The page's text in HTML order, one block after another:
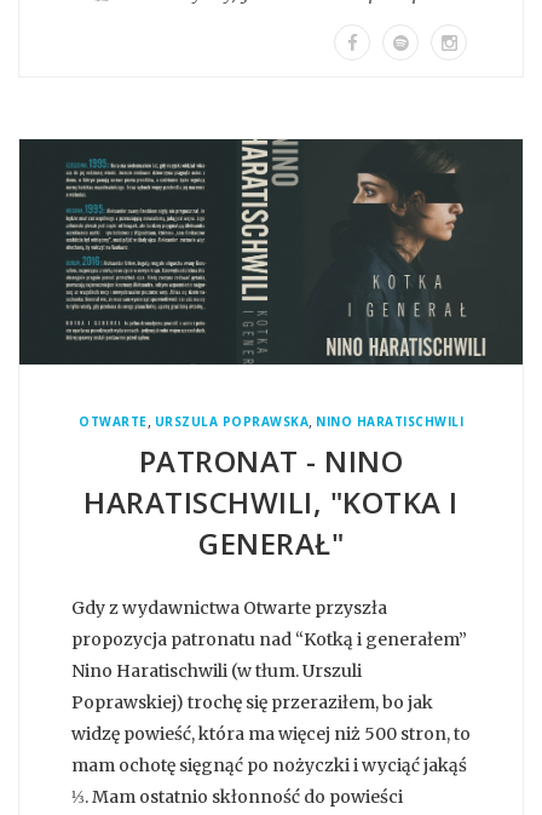
OTWARTE, URSZULA POPRAWSKA, NINO HARATISCHWILI
PATRONAT - NINO
HARATISCHWILI, "KOTKA I
GENERAŁ"
Gdy z wydawnictwa Otwarte przyszła
propozycja patronatu nad “Kotką i generałem”
Nino Haratischwili (w tłum. Urszuli
Poprawskiej) trochę się przeraziłem, bo jak
widzę powieść, która ma więcej niż 500 stron, to
mam ochotę sięgnąć po nożyczki i wyciąć jakąś
⅓. Mam ostatnio skłonność do powieści